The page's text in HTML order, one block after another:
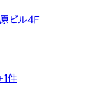
ビル4F
1件